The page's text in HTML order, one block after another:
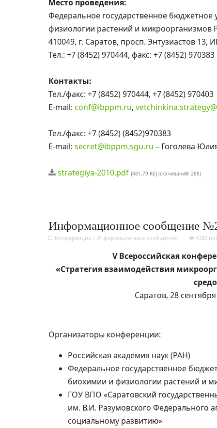
Место проведения:
Федеральное государственное
физиологии растений и микроорганизмов
410049, г. Саратов, просп. Энтузиастов
Тел.: +7 (8452) 970444, факс: +7 (8452) 970383
Контакты:
Тел./факс: +7 (8452) 970444, +7 (8452) 970403
E-mail: conf@ibppm.ru,
Тел./факс: +7 (8452) (8452)970383
E-mail: secret@ibppm.sgu.ru – Гоголева
strategiya-2010.pdf [481,79 Kb] (cкачиваний: 288)
Информационное сообщение
Конференции / Информационные сообщения 4385
V Всероссийская
«Стратегия взаимодействия
Саратов, 28
Организаторы конференции:
Российская академия наук (РАН)
Федеральное государственное
биохимии и физиологии растений и
ГОУ ВПО «Саратовский
им. В.И. Разумовского Федерального
социальному развитию»